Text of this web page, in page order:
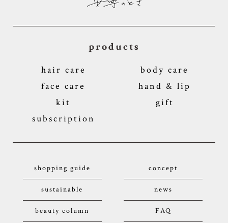
products
hair care
body care
face care
hand & lip
kit
gift
subscription
shopping guide concept
sustainable news
beauty column FAQ